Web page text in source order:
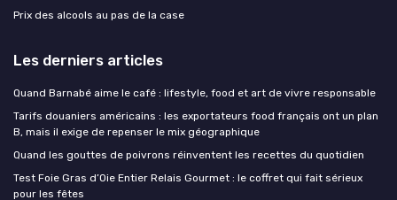
Prix des alcools au pas de la case
Les derniers articles
Quand Barnabé aime le café : lifestyle, food et art de vivre responsable
Tarifs douaniers américains : les exportateurs food français ont un plan
B, mais il exige de repenser le mix géographique
Quand les gouttes de poivrons réinventent les recettes du quotidien
Test Foie Gras d’Oie Entier Relais Gourmet : le coffret qui fait sérieux
pour les fêtes